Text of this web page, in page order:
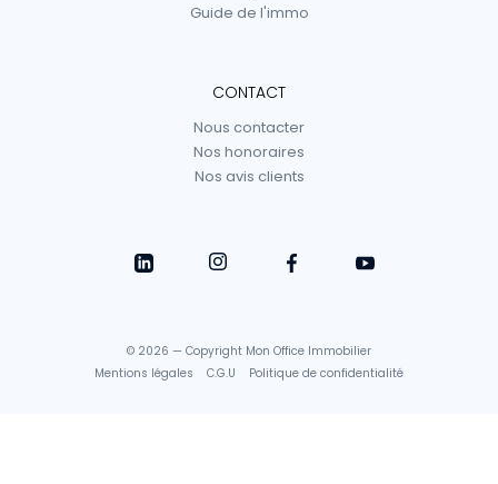
Guide de l'immo
CONTACT
Nous contacter
Nos honoraires
Nos avis clients
© 2026 — Copyright Mon Office Immobilier
Mentions légales
C.G.U Politique de confidentialité